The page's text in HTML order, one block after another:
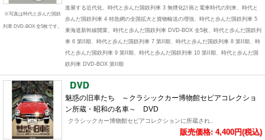
※写真は時代と歩んだ国鉄
列車 DVD-BOX 全5枚です。
進展する近代化、時代と歩んだ国鉄列車 3 無煙化計画と電車時代の到来、時代と
歩んだ国鉄列車 4 特急網の全国拡大と貨物輸送の増強、時代と歩んだ国鉄列車 5
東海道新幹線開業、時代と歩んだ国鉄列車 DVD-BOX 全5枚、時代と歩んだ国鉄列
車 6 第II期、時代と歩んだ国鉄列車 7 第II期、時代と歩んだ国鉄列車 8 第II期、時
代と歩んだ国鉄列車 9 第II期、時代と歩んだ国鉄列車 10 第II期、時代と歩んだ国
鉄列車 DVD-BOX 第II期
魅惑の旧車たち ～クラシックカー博物館セピアコレクショ
ン所蔵・昭和の名車～ DVD
クラシックカー博物館セピアコレクションに所蔵され..
販売価格: 4,400円(税込)